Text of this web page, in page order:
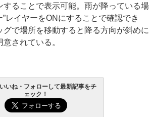
することで表示可能。雨が降っている場
”レイヤーをONにすることで確認でき
グで場所を移動すると降る方向が斜めに
されている。
いね・フォローして最新記事をチ
ェック！